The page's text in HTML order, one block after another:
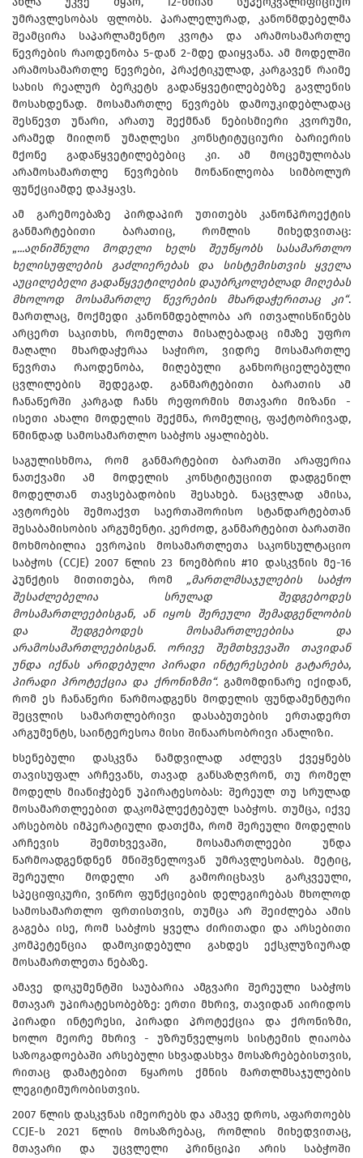
უმრავლესობას ფლობს. პარალელურად, კანონმდებელმა
შეამცირა საპარლამენტო კვოტა და არამოსამართლე
წევრების რაოდენობა 5-დან 2-მდე დაიყვანა. ამ მოდელში
არამოსამართლე წევრები, პრაქტიკულად, კარგავენ რაიმე
სახის რეალურ ბერკეტს გადაწყვეტილებებზე გავლენის
მოსახდენად. მოსამართლე წევრებს დამოუკიდებლადაც
შესწევთ უნარი, არათუ შექმნან ნებისმიერი კვორუმი,
არამედ მიიღონ უმაღლესი კონსტიტუციური ბარიერის
მქონე გადაწყვეტილებებიც კი. ამ მოცემულობას
არამოსამართლე წევრების მონაწილეობა სიმბოლურ
ფუნქციამდე დაჰყავს.
ამ გარემოებაზე პირდაპირ უთითებს კანონპროექტის
განმარტებითი ბარათიც, რომლის მიხედვითაც:
„...აღნიშნული მოდელი ხელს შეუწყობს სასამართლო
ხელისუფლების გაძლიერებას და სისტემისთვის ყველა
აუცილებელი გადაწყვეტილების დაუბრკოლებლად მიღებას
მხოლოდ მოსამართლე წევრების მხარდაჭერითაც კი“.
მართლაც, მოქმედი კანონმდებლობა არ ითვალისწინებს
არცერთ საკითხს, რომელთა მისაღებადაც იმაზე უფრო
მაღალი მხარდაჭერაა საჭირო, ვიდრე მოსამართლე
წევრთა რაოდენობა, მიღებული განხორციელებული
ცვლილების შედეგად. განმარტებითი ბარათის ამ
ჩანაწერში კარგად ჩანს რეფორმის მთავარი მიზანი -
ისეთი ახალი მოდელის შექმნა, რომელიც, ფაქტობრივად,
წმინდად სამოსამართლო საბჭოს აყალიბებს.
საგულისხმოა, რომ განმარტებით ბარათში არაფერია
ნათქვამი ამ მოდელის კონსტიტუციით დადგენილ
მოდელთან თავსებადობის შესახებ. ნაცვლად ამისა,
ავტორებს შემოაქვთ საერთაშორისო სტანდარტებთან
შესაბამისობის არგუმენტი. კერძოდ, განმარტებით ბარათში
მოხმობილია ევროპის მოსამართლეთა საკონსულტაციო
საბჭოს (CCJE) 2007 წლის 23 ნოემბრის #10 დასკვნის მე-16
პუნქტის მითითება, რომ „მართლმსაჯულების საბჭო
შესაძლებელია სრულად შედგებოდეს
მოსამართლეებისგან, ან იყოს შერეული შემადგენლობის
და შედგებოდეს მოსამართლეებისა და
არამოსამართლეებისგან. ორივე შემთხვევაში თავიდან
უნდა იქნას არიდებული პირადი ინტერესების გატარება,
პირადი პროტექცია და ქრონიზმი“.გამომდინარე იქიდან,
რომ ეს ჩანაწერი წარმოადგენს მოდელის ფუნდამენტური
შეცვლის სამართლებრივი დასაბუთების ერთადერთ
არგუმენტს, საინტერესოა მისი შინაარსობრივი ანალიზი.
ხსენებული დასკვნა ნამდვილად აძლევს ქვეყნებს
თავისუფალ არჩევანს, თავად განსაზღვრონ, თუ რომელ
მოდელს მიანიჭებენ უპირატესობას: შერეულ თუ სრულად
მოსამართლეებით დაკომპლექტებულ საბჭოს. თუმცა, იქვე
არსებობს იმპერატიული დათქმა, რომ შერეული მოდელის
არჩევის შემთხვევაში, მოსამართლეები უნდა
წარმოადგენდნენ მნიშვნელოვან უმრავლესობას. მეტიც,
შერეული მოდელი არ გამორიცხავს გარკვეული,
სპეციფიკური, ვიწრო ფუნქციების დელეგირებას მხოლოდ
სამოსამართლო ფრთისთვის, თუმცა არ შეიძლება ამის
გაგება ისე, რომ საბჭოს ყველა ძირითადი და არსებითი
კომპეტენცია დამოკიდებული გახდეს ექსკლუზიურად
მოსამართლეთა ნებაზე.
ამავე დოკუმენტში საუბარია ამგვარი შერეული საბჭოს
მთავარ უპირატესობებზე: ერთი მხრივ, თავიდან აირიდოს
პირადი ინტერესი, პირადი პროტექცია და ქრონიზმი,
ხოლო მეორე მხრივ - უზრუნველყოს სისტემის ღიაობა
საზოგადოებაში არსებული სხვადასხვა მოსაზრებებისთვის,
რითაც დამატებით წყაროს ქმნის მართლმსაჯულების
ლეგიტიმურობისთვის.
2007 წლის დასკვნას იმეორებს და ამავე დროს, აფართოებს
CCJE-ს 2021 წლის მოსაზრებაც, რომლის მიხედვითაც,
მთავარი და უცვლელი პრინციპი არის საბჭოში